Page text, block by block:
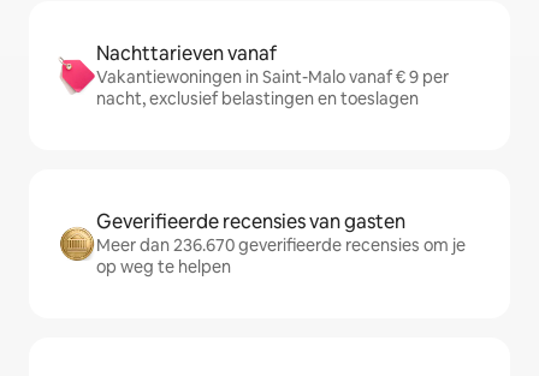
Nachttarieven vanaf
Vakantiewoningen in Saint-Malo vanaf € 9 per
nacht, exclusief belastingen en toeslagen
Geverifieerde recensies van gasten
Meer dan 236.670 geverifieerde recensies om je
op weg te helpen